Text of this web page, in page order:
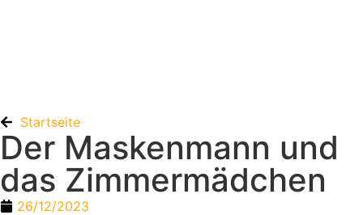
Startseite
Der Maskenmann und
das Zimmermädchen
26/12/2023